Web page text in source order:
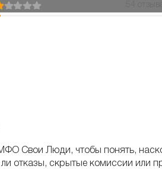
Свои Люди, чтобы понять,
отказы, скрытые комиссии или